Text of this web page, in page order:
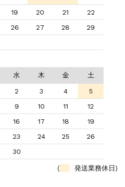
19 20 21
22
26 27 28
29
水 木 金 土
2 3 4
5
9 10 11
12
16 17 18
19
23 24 25
26
30
( 発送業務休日)